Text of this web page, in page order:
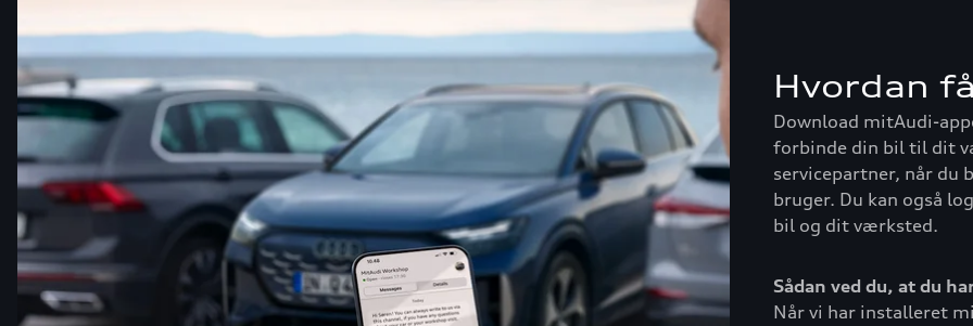
Hvordan
Download mitAudi-
forbinde din bil til dit
servicepartner, når du
bruger. Du kan også
bil og dit værksted.
Sådan ved du, at du
Når vi har installeret